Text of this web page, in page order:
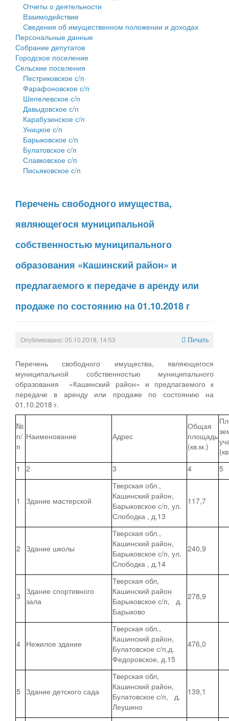
Отчеты о деятельности
Взаимодействие
Сведения об имущественном положении и доходах
Персональные данные
Собрание депутатов
Городское поселение
Сельские поселения
Пестриковское с/п
Фарафоновское с/п
Шепелевское с/п
Давыдовское с/п
Карабузинское с/п
Уницкое с/п
Барыковское с/п
Булатовское с/п
Славковское с/п
Письяковское с/п
Перечень свободного имущества,
являющегося муниципальной
собственностью муниципального
образования «Кашинский район» и
предлагаемого к передаче в аренду или
продаже по состоянию на 01.10.2018 г
Опубликовано: 05.10.2018, 14:53 Печать
Перечень свободного имущества, являющегося
муниципальной собственностью муниципального
образования «Кашинский район» и предлагаемого к
передаче в аренду или продаже по состоянию на
01.10.2018 г.
№
п/
п
Наименование Адрес
Общая
площадь
(кв.м.)
1
2 3 4 5
1 Здание мастерской
Тверская обл.,
Кашинский район,
Барыковское с/п, ул.
Слободка , д.13
117,7
2 Здание школы
Тверская обл.,
Кашинский район,
Барыковское с/п, ул.
Слободка , д.14
240,9
3 Здание спортивного
зала
Тверская обл,
Кашинский район
Барыковское с/п, д.
Барыково
278,9
4 Нежилое здание
Тверская обл.,
Кашинский район,
Булатовское с/п,д.
Федоровское, д.15
476,0
5 Здание детского сада
Тверская обл,
Кашинский район,
Булатовское с/п, д.
Леушино
139,1